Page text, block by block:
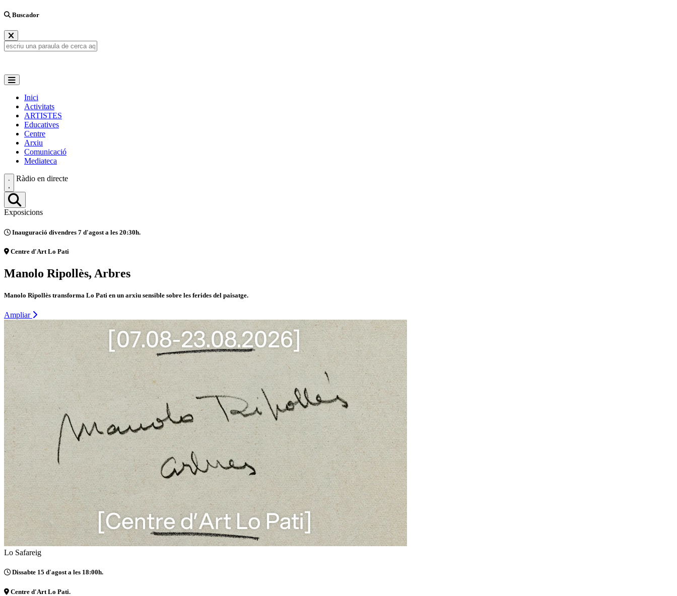
Buscador
Inici
Activitats
ARTISTES
Educatives
Centre
Arxiu
Comunicació
Mediateca
Ràdio en directe
Exposicions
Inauguració divendres 7 d'agost a les 20:30h.
Centre d'Art Lo Pati
Manolo Ripollès, Arbres
Manolo Ripollès transforma Lo Pati en un arxiu sensible sobre les ferides del paisatge.
Ampliar
Lo Safareig
Dissabte 15 d'agost a les 18:00h.
Centre d'Art Lo Pati.